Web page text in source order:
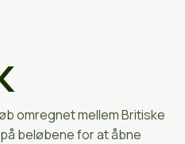
omregnet mellem Britiske
beløbene for at åbne